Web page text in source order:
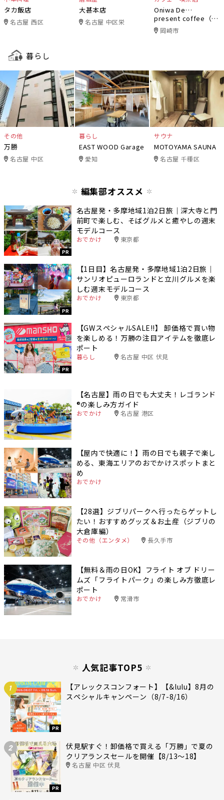
タカ飯店
名古屋 西区
大甚本店
名古屋 中区栄
Oniwa De…
present coffee（オ
ニワデ）
岡崎市
暮らし
その他
万勝
名古屋 中区
暮らし
EAST WOOD Garage
愛知
サウナ
MOTOYAMA SAUNA
名古屋 千種区
編集部オススメ
PR
名古屋発・多摩地域1泊2日旅｜深大寺と門
前町で楽しむ、そばグルメと癒やしの週末
モデルコース
おでかけ 東京都
PR
【1日目】名古屋発・多摩地域1泊2日旅｜
サンリオピューロランドと立川グルメを楽
しむ週末モデルコース
おでかけ 東京都
PR
【GWスペシャルSALE‼︎】 卸価格で買い物
を楽しめる！万勝の注目アイテムを徹底レ
ポート
暮らし 名古屋 中区 伏見
【名古屋】雨の日でも大丈夫！レゴランド
®️の楽しみ方ガイド
おでかけ 名古屋 港区
【屋内で快適に！】雨の日でも親子で楽し
める、東海エリアのおでかけスポットまと
め
おでかけ
【28選】ジブリパークへ行ったらゲットし
たい！おすすめグッズ＆お土産（ジブリの
大倉庫編）
その他（エンタメ） 長久手市
【無料＆雨の日OK】フライト オブ ドリー
ムズ「フライトパーク」の楽しみ方徹底レ
ポート
おでかけ 常滑市
人気記事TOP5
1
PR
【アレックスコンフォート】【&lulu】8月の
スペシャルキャンペーン（8/7-8/16）
2
PR
伏見駅すぐ！卸価格で買える「万勝」で夏の
クリアランスセールを開催【8/13〜18】
名古屋 中区 伏見